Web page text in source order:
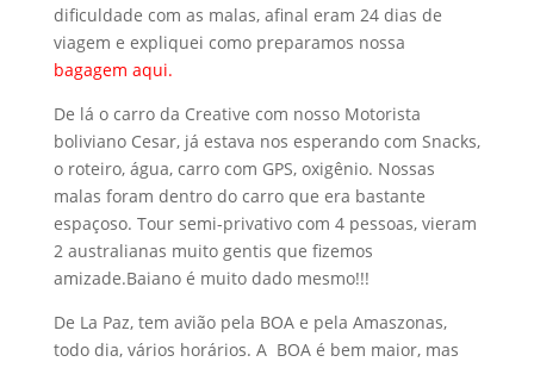
dificuldade com as malas, afinal eram 24 dias de
viagem e expliquei como preparamos nossa
bagagem aqui.
De lá o carro da Creative com nosso Motorista
boliviano Cesar, já estava nos esperando com Snacks,
o roteiro, água, carro com GPS, oxigênio. Nossas
malas foram dentro do carro que era bastante
espaçoso. Tour semi-privativo com 4 pessoas, vieram
2 australianas muito gentis que fizemos
amizade.Baiano é muito dado mesmo!!!
De La Paz, tem avião pela BOA e pela Amaszonas,
todo dia, vários horários. A BOA é bem maior, mas